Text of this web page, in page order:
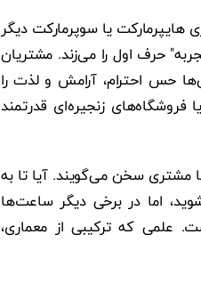
هایپرمارکت یا سوپرمارکت دیگر
حرف اول را می‌زند. مشتریان
حس احترام، آرامش و لذت را
فروشگاه‌های زنجیره‌ای قدرتمند
مشتری سخن می‌گویند. آیا تا به
اما در برخی دیگر ساعت‌ها
علمی که ترکیبی از معماری،